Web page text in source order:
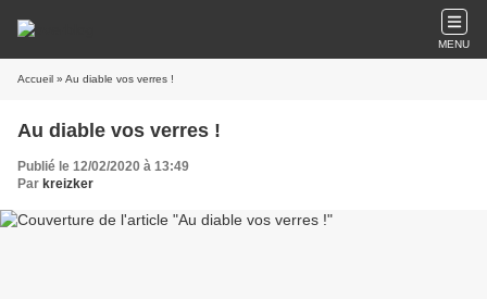
MENU
Accueil » Au diable vos verres !
Au diable vos verres !
Publié le 12/02/2020 à 13:49
Par kreizker